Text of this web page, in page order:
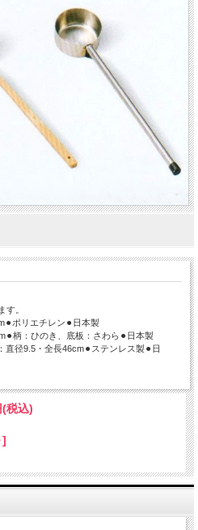
す。
ポリエチレン⚫︎日本製
柄：ひのき、底板：さわら⚫︎日本製
径9.5・全長46cm⚫︎ステンレス製⚫︎日
(税込)
]